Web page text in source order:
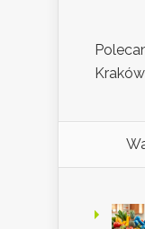
Kraków